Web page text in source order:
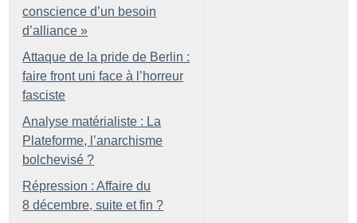
conscience d’un besoin
d’alliance »
Attaque de la pride de Berlin :
faire front uni face à l’horreur
fasciste
Analyse matérialiste : La
Plateforme, l’anarchisme
bolchevisé ?
Répression : Affaire du
8 décembre, suite et fin ?